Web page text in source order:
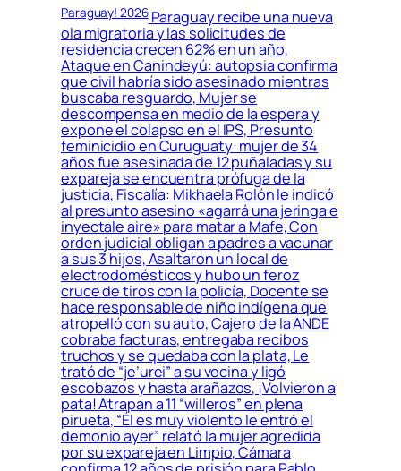
Paraguay! 2026Paraguay recibe una nueva
ola migratoria y las solicitudes de
residencia crecen 62% en un año,
Ataque en Canindeyú: autopsia confirma
que civil habría sido asesinado mientras
buscaba resguardo, Mujer se
descompensa en medio de la espera y
expone el colapso en el IPS, Presunto
feminicidio en Curuguaty: mujer de 34
años fue asesinada de 12 puñaladas y su
expareja se encuentra prófuga de la
justicia, Fiscalía: Mikhaela Rolón le indicó
al presunto asesino «agarrá una jeringa e
inyectale aire» para matar a Mafe, Con
orden judicial obligan a padres a vacunar
a sus 3 hijos, Asaltaron un local de
electrodomésticos y hubo un feroz
cruce de tiros con la policía, Docente se
hace responsable de niño indígena que
atropelló con su auto, Cajero de la ANDE
cobraba facturas, entregaba recibos
truchos y se quedaba con la plata, Le
trató de “je’urei” a su vecina y ligó
escobazos y hasta arañazos, ¡Volvieron a
pata! Atrapan a 11 “willeros” en plena
pirueta, “Él es muy violento le entró el
demonio ayer” relató la mujer agredida
por su expareja en Limpio, Cámara